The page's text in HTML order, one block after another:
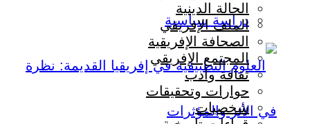
دراسة سياسية
الحالة الدينية
الملف الإفريقي
الصحافة الإفريقية
المجتمع الإفريقي
ثقافة وأدب
حوارات وتحقيقات
شخصيات